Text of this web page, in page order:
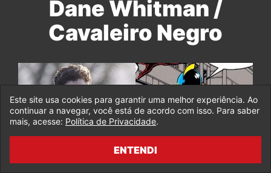
Dane Whitman /
Cavaleiro Negro
Este site usa cookies para garantir uma melhor experiência. Ao
continuar a navegar, você está de acordo com isso. Para saber
mais, acesse: Política de Privacidade.
ENTENDI